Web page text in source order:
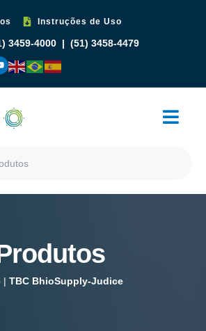
Instruções de Uso
3459-4000 (51) 3458-4479
| TBC BhioSupply-Judice